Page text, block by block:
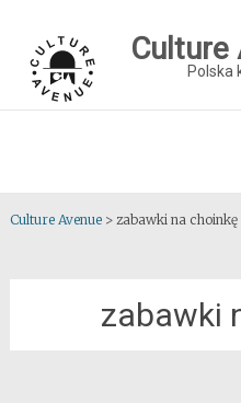
content
Culture
Polska
Culture Avenue> zabawki na choinkę
zabawki